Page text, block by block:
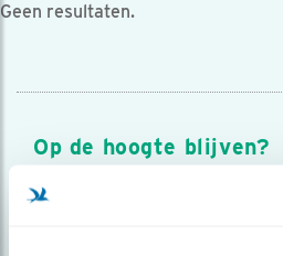
Geen resultaten.
Op de hoogte blijven?
Meld je aan en ontvang nieuws,
over vogels en activiteiten van